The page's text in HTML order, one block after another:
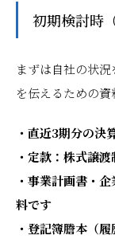
初期検討時
まずは自社の状
を伝えるための資
・直近3期分の決
・定款：株式譲
・事業計画書・
料です
・登記簿謄本（履